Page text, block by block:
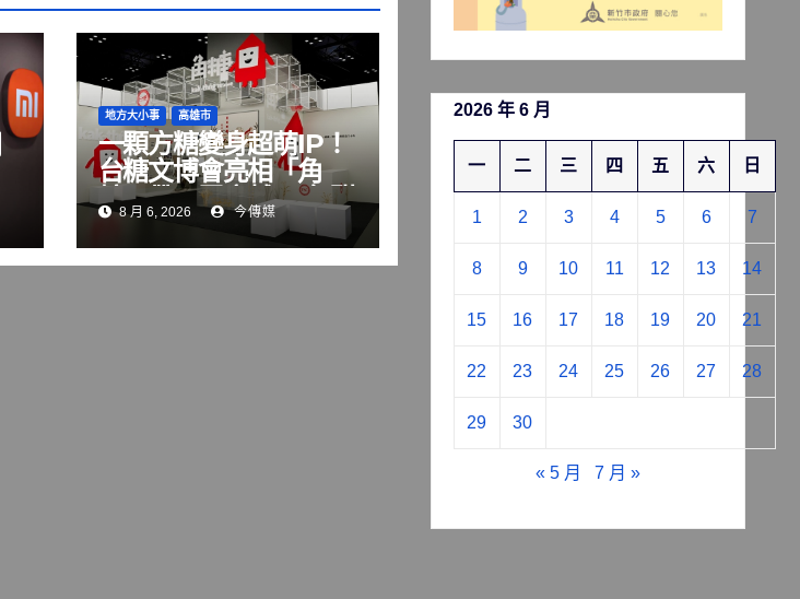
地方大小事 高雄市
一顆方糖變身超萌IP！
台糖文博會亮相「角
糖」帶民眾穿越80年甜
蜜記憶
8 月 6, 2026 今傳媒
2026 年 6 月
一 二 三 四 五 六 日
1 2 3 4 5 6 7
8 9 10 11 12 13 14
15 16 17 18 19 20 21
22 23 24 25 26 27 28
29 30
« 5 月 7 月 »